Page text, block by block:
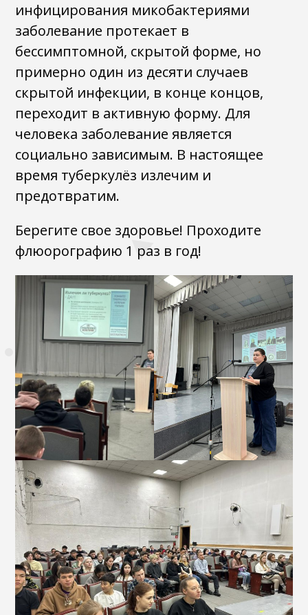
инфицирования микобактериями
заболевание протекает в
бессимптомной, скрытой форме, но
примерно один из десяти случаев
скрытой инфекции, в конце концов,
переходит в активную форму. Для
человека заболевание является
социально зависимым. В настоящее
время туберкулёз излечим и
предотвратим.
Берегите свое здоровье! Проходите
флюорографию 1 раз в год!